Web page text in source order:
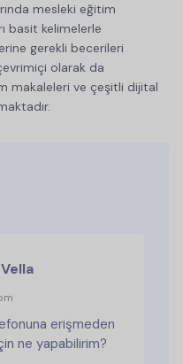
mesleki eğitim
basit kelimelerle
gerekli becerileri
olarak da
makaleleri ve çeşitli dijital
erişmeden
ne yapabilirim?